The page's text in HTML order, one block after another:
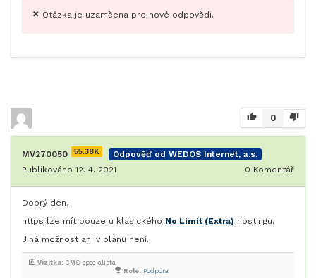
Otázka je uzamčena pro nové odpovědi.
0
MV270050 55.38K
Odpověď od WEDOS Internet, a.s.
Publikováno 12. 4. 2021
0 Komentář
Dobrý den,
https lze mít pouze u klasického No Limit (Extra) hostingu.
Jiná možnost ani v plánu není.
Role: Podpora
Vizitka: CMS specialista